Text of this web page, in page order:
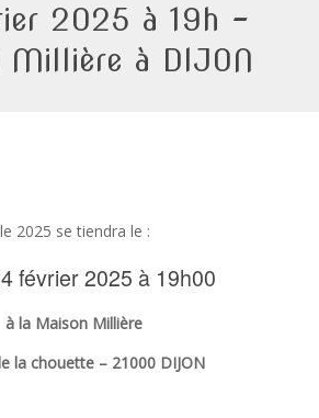
2025 à 19h –
Millière à DIJON
2025 se tiendra le :
février 2025 à 19h00
à la Maison Millière
la chouette – 21000 DIJON